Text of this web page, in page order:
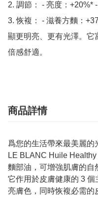
2. 調節： - 亮度：+20%*
3. 恢複： - 滋養方麵：
顯更明亮、更有光澤。它
倍感舒適。
商品詳情
爲您的生活帶來最美麗的
LE BLANC Huile
麵部油，可增強肌膚的自
它作用於皮膚健康的 3
亮膚色，同時恢複必需的